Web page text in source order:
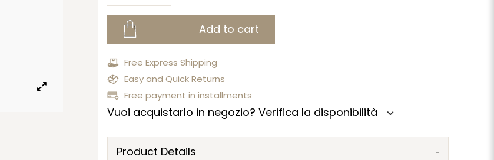
Add to cart
Free Express Shipping
Easy and Quick Returns
Free payment in installments
Vuoi acquistarlo in negozio? Verifica la disponibilità expand_more
Product Details